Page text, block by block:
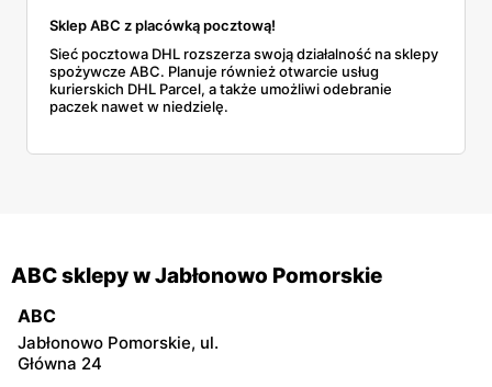
Sklep ABC z placówką pocztową!
Sieć pocztowa DHL rozszerza swoją działalność na sklepy
spożywcze ABC. Planuje również otwarcie usług
kurierskich DHL Parcel, a także umożliwi odebranie
paczek nawet w niedzielę.
ABC sklepy w Jabłonowo Pomorskie
ABC
Jabłonowo Pomorskie, ul.
Główna 24